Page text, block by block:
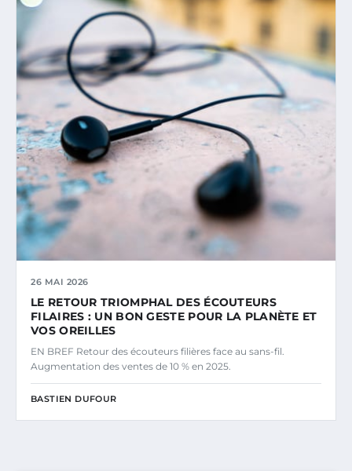
26 MAI 2026
LE RETOUR TRIOMPHAL DES ÉCOUTEURS
FILAIRES : UN BON GESTE POUR LA PLANÈTE ET
VOS OREILLES
EN BREF Retour des écouteurs filières face au sans-fil.
Augmentation des ventes de 10 % en 2025.
BASTIEN DUFOUR